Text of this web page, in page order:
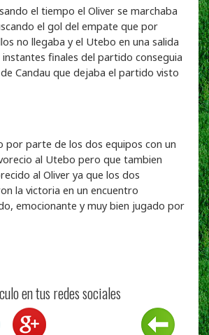
el tiempo el Oliver se marchaba
el gol del empate que por
no llegaba y el Utebo en una salida
finales del partido conseguia
Candau que dejaba el partido visto
por parte de los dos equipos con un
al Utebo pero que tambien
al Oliver ya que los dos
la victoria en un encuentro
emocionante y muy bien jugado por
en tus redes sociales